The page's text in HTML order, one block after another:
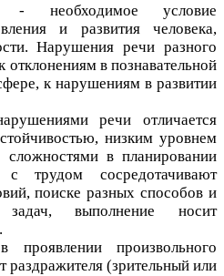
- необходимое условие
и развития человека,
Нарушения речи разного
в познавательной
к нарушениям в развитии
речи отличается
низким уровнем
сложностями в планировании
трудом сосредотачивают
поиске разных способов и
выполнение носит
произвольного
раздражителя (зрительный или